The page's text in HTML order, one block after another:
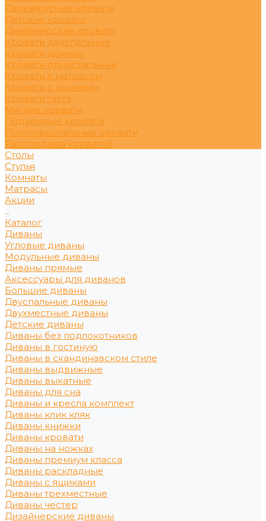
Двухъярусные кровати
Детские кровати
Дизайнерские кровати
Кровати двуспальные
Кровати домики
Кровати односпальные
Кровати с матрасом
Кровати с ящиками
Кровати тахта
Мягкие кровати
Подъемные кровати
Полутороспальные кровати
Распродажа кроватей
Столы
Стулья
Комнаты
Матрасы
Акции
...
Каталог
Диваны
Угловые диваны
Модульные диваны
Диваны прямые
Аксессуары для диванов
Большие диваны
Двуспальные диваны
Двухместные диваны
Детские диваны
Диваны без подлокотников
Диваны в гостиную
Диваны в скандинавском стиле
Диваны выдвижные
Диваны выкатные
Диваны для сна
Диваны и кресла комплект
Диваны клик кляк
Диваны книжки
Диваны кровати
Диваны на ножках
Диваны премиум класса
Диваны раскладные
Диваны с ящиками
Диваны трехместные
Диваны честер
Дизайнерские диваны